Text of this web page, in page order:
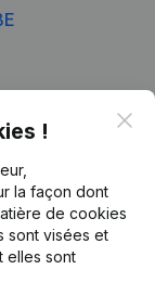
!
la façon dont
de cookies
sont visées et
elles sont
d’entreprise
internationale